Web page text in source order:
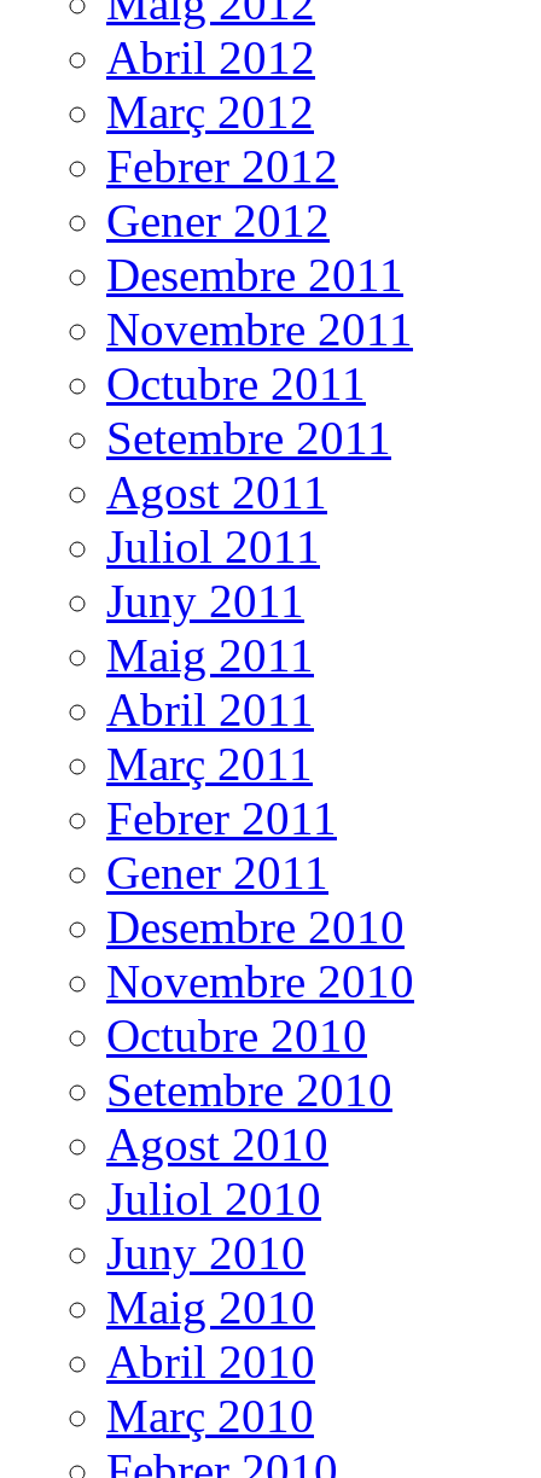
Abril 2012
Març 2012
Febrer 2012
Gener 2012
Desembre 2011
Novembre 2011
Octubre 2011
Setembre 2011
Agost 2011
Juliol 2011
Juny 2011
Maig 2011
Abril 2011
Març 2011
Febrer 2011
Gener 2011
Desembre 2010
Novembre 2010
Octubre 2010
Setembre 2010
Agost 2010
Juliol 2010
Juny 2010
Maig 2010
Abril 2010
Març 2010